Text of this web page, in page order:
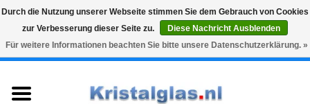
Snelle levering
Graveren
0 Artikel - €0,00
Durch die Nutzung unserer Webseite stimmen Sie dem Gebrauch von Cookies
zur Verbesserung dieser Seite zu.
Diese Nachricht Ausblenden
Für weitere Informationen beachten Sie bitte unsere Datenschutzerklärung. »